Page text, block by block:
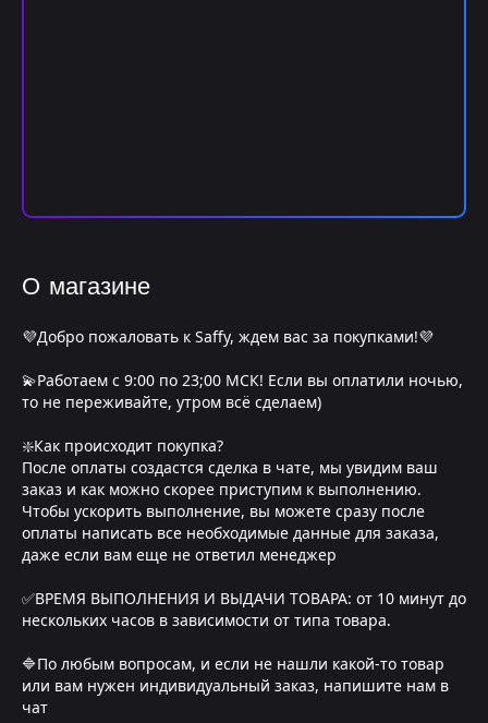
О магазине
💜Добро пожаловать к Saffy, ждем вас за покупками!💜
💫Работаем с 9:00 по 23;00 МСК! Если вы оплатили ночью,
то не переживайте, утром всё сделаем)
❇️Как происходит покупка?
После оплаты создастся сделка в чате, мы увидим ваш
заказ и как можно скорее приступим к выполнению.
Чтобы ускорить выполнение, вы можете сразу после
оплаты написать все необходимые данные для заказа,
даже если вам еще не ответил менеджер
✅ВРЕМЯ ВЫПОЛНЕНИЯ И ВЫДАЧИ ТОВАРА: от 10 минут до
нескольких часов в зависимости от типа товара.
🔷По любым вопросам, и если не нашли какой-то товар
или вам нужен индивидуальный заказ, напишите нам в
чат